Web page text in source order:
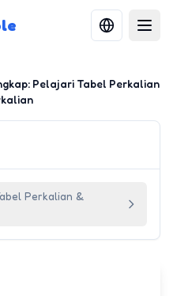
Pelajari Tabel Perkalian
Perkalian &